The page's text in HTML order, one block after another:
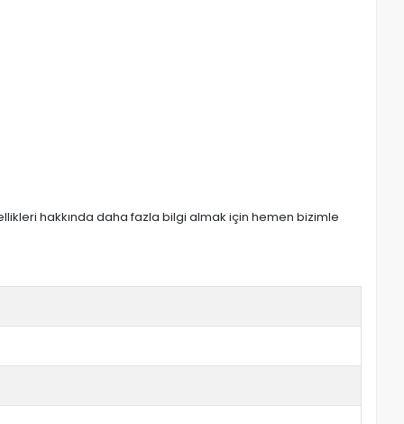
hakkında daha fazla bilgi almak için hemen bizimle